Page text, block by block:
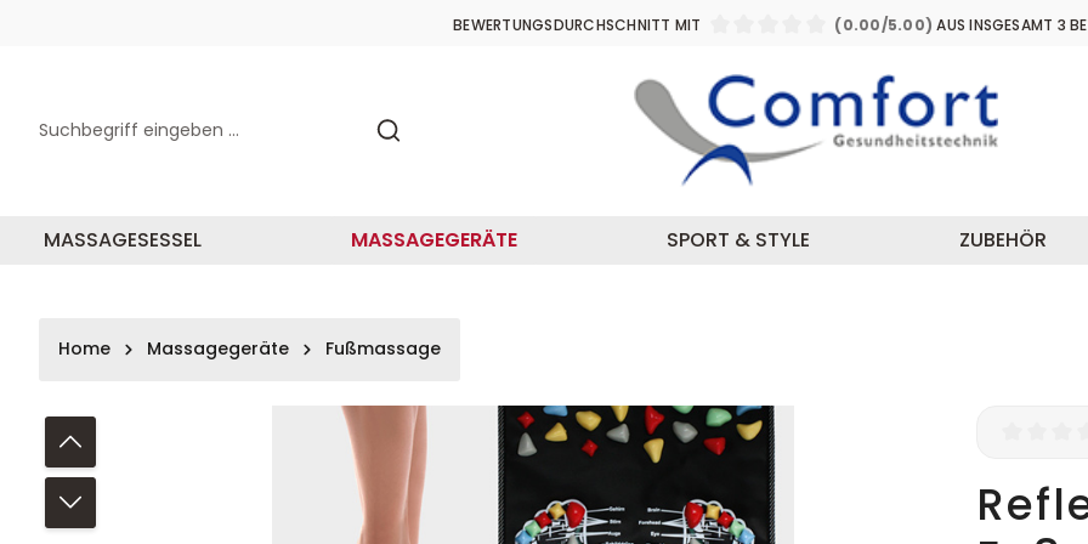
Hauptinhalt
Footer
BEWERTUNGSDURCHSCHNITT MIT (0.00/5.00) AUS INSGESAMT 3
MASSAGESESSEL MASSAGEGERÄTE SPORT & STYLE ZUBEHÖR
Home Massagegeräte Fußmassage
Bildergalerie überspringen